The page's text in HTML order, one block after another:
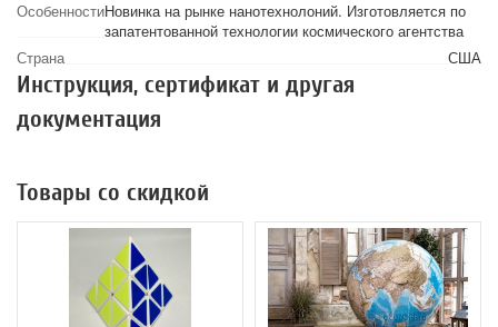
ОсобенностиНовинка на рынке нанотехнолоний. Изготовляется по
запатентованной технологии космического агентства
Страна
США
Инструкция, сертификат и другая
документация
Товары со скидкой